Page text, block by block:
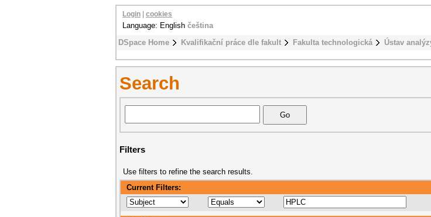
DSpace Home Kvalifikační práce dle fakult Fakulta technologická Ústav
Login cookies
Language: English čeština
Search
Filters
Use filters to refine the search results.
Current Filters: